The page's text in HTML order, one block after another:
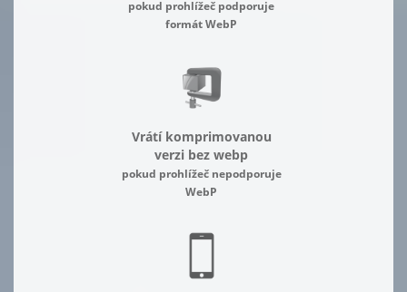
pokud prohlížeč podporuje
formát WebP
Vrátí komprimovanou
verzi bez webp
pokud prohlížeč nepodporuje
WebP